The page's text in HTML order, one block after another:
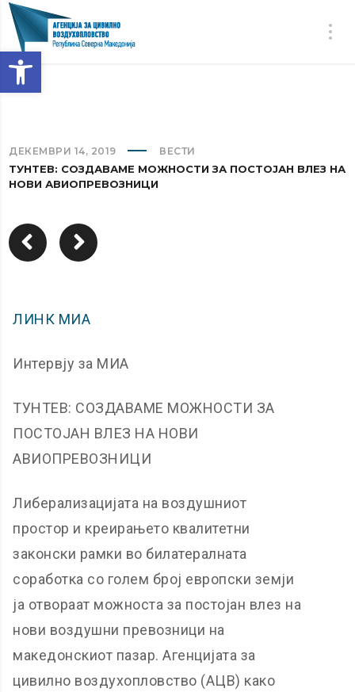
Open toolbar
ДЕКЕМВРИ 14, 2019 ВЕСТИ
ТУНТЕВ: СОЗДАВАМЕ МОЖНОСТИ ЗА ПОСТОЈАН ВЛЕЗ НА
НОВИ АВИОПРЕВОЗНИЦИ
ЛИНК МИА
Интервју за МИА
ТУНТЕВ: СОЗДАВАМЕ МОЖНОСТИ ЗА
ПОСТОЈАН ВЛЕЗ НА НОВИ
АВИОПРЕВОЗНИЦИ
Либерализацијата на воздушниот
простор и креирањето квалитетни
законски рамки во билатералната
соработка со голем број европски земји
ја отвораат можноста за постојан влез на
нови воздушни превозници на
македонскиот пазар. Агенцијата за
цивилно воздухопловство (АЦВ) како